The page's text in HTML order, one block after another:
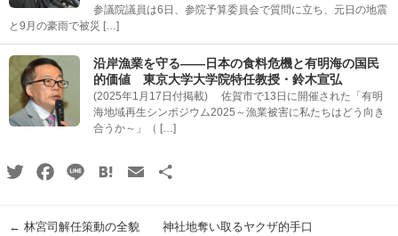
参議院議員は6日、参院予算委員会で質問に立ち、元日の地震
と9月の豪雨で被災 […]
沿岸漁業を守る――日本の食料危機と有明海の国民
的価値 東京大学大学院特任教授・鈴木宣弘
(2025年1月17日付掲載) 佐賀市で13日に開催された「有明
海地域再生シンポジウム2025～漁業被害に私たちはどう向き
合うか～」（ […]
TwitterFacebook
Line HatenaEmail
← 林宮司解任策動の全貌 神社地奪い取るヤクザ的手口